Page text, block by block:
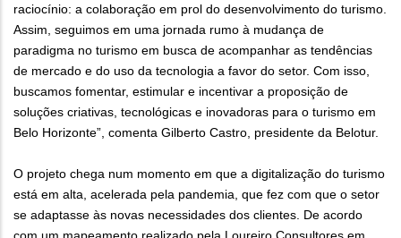
raciocínio: a colaboração em prol do desenvolvimento do turismo.
Assim, seguimos em uma jornada rumo à mudança de
paradigma no turismo em busca de acompanhar as tendências
de mercado e do uso da tecnologia a favor do setor. Com isso,
buscamos fomentar, estimular e incentivar a proposição de
soluções criativas, tecnológicas e inovadoras para o turismo em
Belo Horizonte”, comenta Gilberto Castro, presidente da Belotur.
O projeto chega num momento em que a digitalização do turismo
está em alta, acelerada pela pandemia, que fez com que o setor
se adaptasse às novas necessidades dos clientes. De acordo